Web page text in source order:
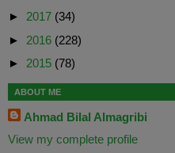
► 2017 (34)
► 2016 (228)
► 2015 (78)
ABOUT ME
Ahmad Bilal Almagribi
View my complete profile